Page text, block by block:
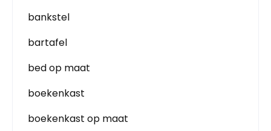
bankstel
bartafel
bed op maat
boekenkast
boekenkast op maat